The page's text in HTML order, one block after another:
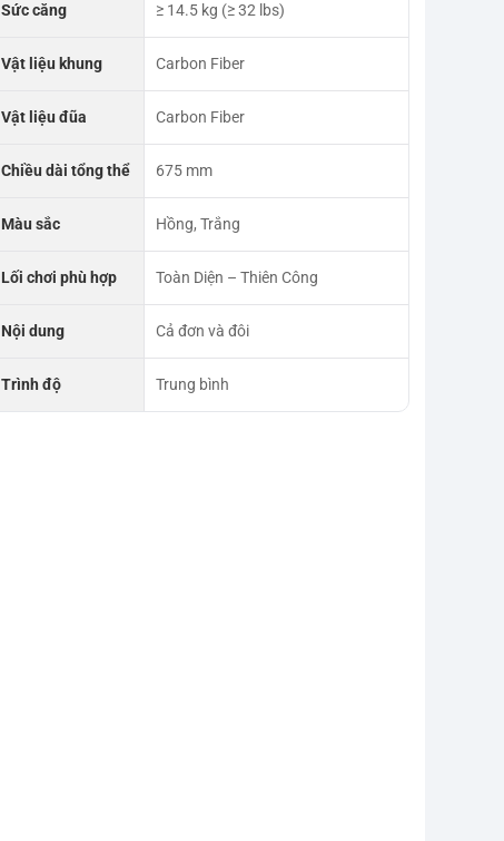
Sức căng ≥ 14.5 kg (≥ 32 lbs)
Vật liệu khung Carbon Fiber
Vật liệu đũa Carbon Fiber
Chiều dài tổng thể 675 mm
Màu sắc Hồng, Trắng
Lối chơi phù hợp Toàn Diện – Thiên Công
Nội dung Cả đơn và đôi
Trình độ Trung bình